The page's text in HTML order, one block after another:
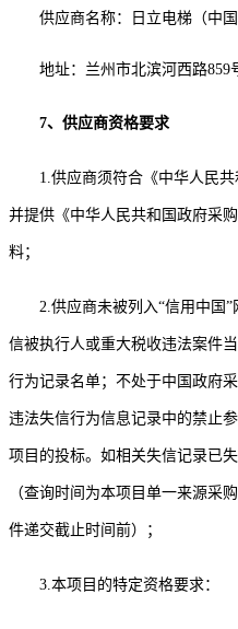
供应商名称：日立电梯（中
地址：兰州市北滨河西路859
7、供应商资格要求
1.供应商须符合《中华人民共
并提供《中华人民共和国政府采
料；
2.供应商未被列入“信用中国”
信被执行人或重大税收违法案件
行为记录名单；不处于中国政府
违法失信行为信息记录中的禁止
项目的投标。如相关失信记录已
（查询时间为本项目单一来源采
件递交截止时间前）；
3.本项目的特定资格要求：